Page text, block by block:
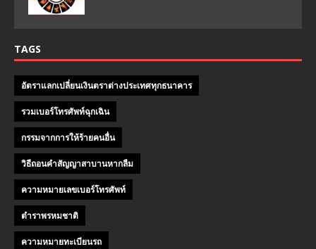
TAGS
อัตราแลกเปลี่ยนเงินตราต่างประเทศทุกธนาคาร
รวมเบอร์โทรศัพท์ฉุกเฉิน
กรรมจากการให้ร้ายคนอื่น
วิธีถอนคําสัญญาสาบานหากลืม
ความหมายเลขเบอร์โทรศัพท์
ตำราพรหมชาติ
ความหมายทะเบียนรถ